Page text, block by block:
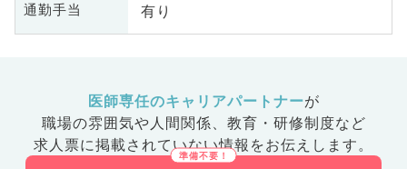
通勤手当 有り
医師専任のキャリアパートナーが
職場の雰囲気や人間関係、 教育・研修制度など
求人票に掲載されていない情報をお伝えします。